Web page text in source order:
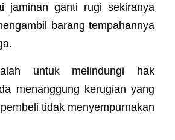
jaminan ganti rugi sekiranya
barang tempahannya
untuk melindungi hak
menanggung kerugian yang
tidak menyempurnakan